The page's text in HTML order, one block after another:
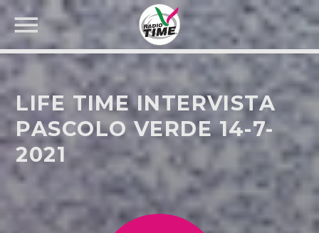
CERCA NEL SITO WEB:
LIFE TIME INTERVISTA
PASCOLO VERDE 14-7-
2021